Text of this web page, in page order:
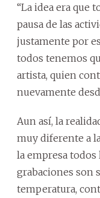
“La idea era que
pausa de las
justamente por
todos tenemos
artista, quien
nuevamente
Aun así, la
muy diferente a
la empresa
grabaciones son
temperatura,